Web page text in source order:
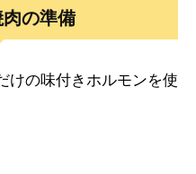
の準備
けの味付きホルモンを使